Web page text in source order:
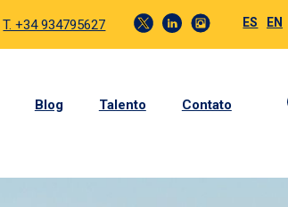
T. +34 934795627 ES EN
Blog Talento Contato